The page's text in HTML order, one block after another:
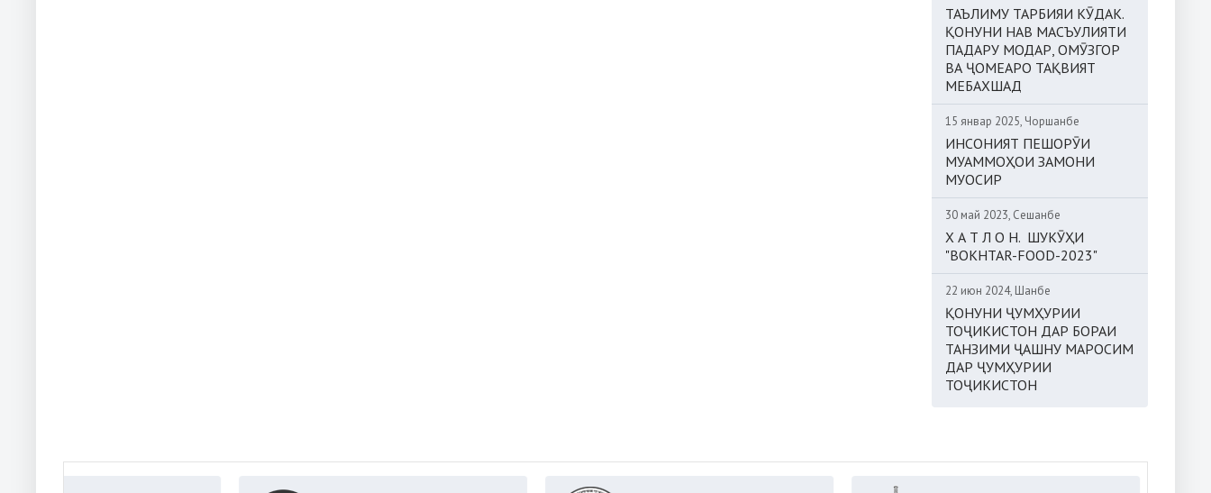
ТАЪЛИМУ ТАРБИЯИ КӮДАК.
ҚОНУНИ НАВ МАСЪУЛИЯТИ
ПАДАРУ МОДАР, ОМӮЗГОР
ВА ҶОМЕАРО ТАҚВИЯТ
МЕБАХШАД
15 январ 2025, Чоршанбе
ИНСОНИЯТ ПЕШОРӮИ
МУАММОҲОИ ЗАМОНИ
МУОСИР
30 май 2023, Сешанбе
Х А Т Л О Н. ШУКӮҲИ
"BOKHTAR-FOOD-2023"
22 июн 2024, Шанбе
ҚОНУНИ ҶУМҲУРИИ
ТОҶИКИСТОН ДАР БОРАИ
ТАНЗИМИ ҶАШНУ МАРОСИМ
ДАР ҶУМҲУРИИ
ТОҶИКИСТОН